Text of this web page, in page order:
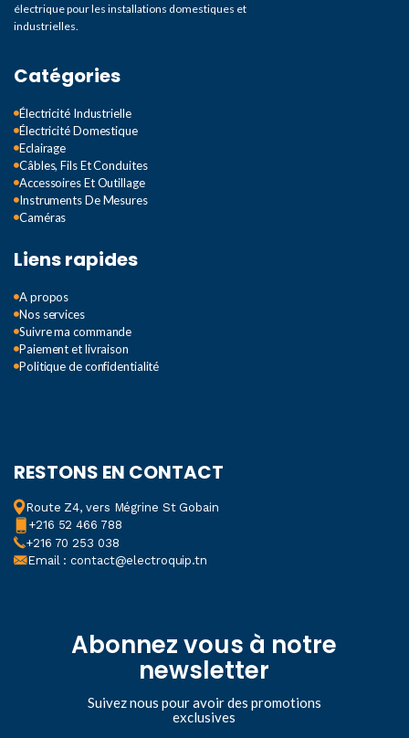
électrique pour les installations domestiques et
industrielles.
Catégories
Électricité Industrielle
Électricité Domestique
Eclairage
Câbles, Fils Et Conduites
Accessoires Et Outillage
Instruments De Mesures
Caméras
Liens rapides
A propos
Nos services
Suivre ma commande
Paiement et livraison
Politique de confidentialité
RESTONS EN CONTACT
Route Z4, vers Mégrine St Gobain
+216 52 466 788
+216 70 253 038
Email : contact@electroquip.tn
Abonnez vous à notre
newsletter
Suivez nous pour avoir des promotions
exclusives